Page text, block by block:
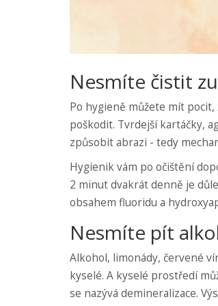
Nesmíte čistit
Po hygieně můžete mít
poškodit. Tvrdejší kartáčky,
způsobit abrazi - tedy
Hygienik vám po očištění
2 minut dvakrát denně je
obsahem fluoridu a
Nesmíte pít
Alkohol, limonády, červené
kyselé. A kyselé prostředí
se nazývá demineralizace.